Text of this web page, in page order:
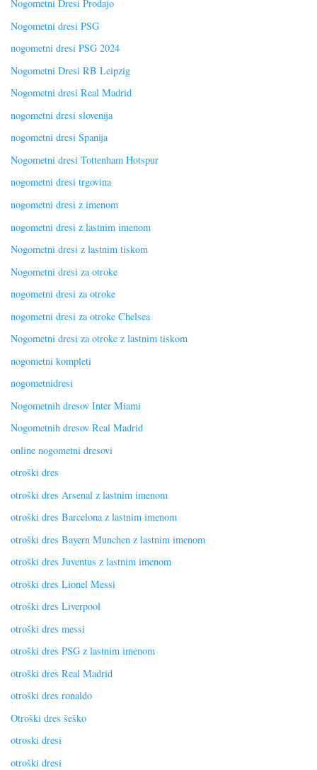
Nogometni Dresi Prodajo
Nogometni dresi PSG
nogometni dresi PSG 2024
Nogometni Dresi RB Leipzig
Nogometni dresi Real Madrid
nogometni dresi slovenija
nogometni dresi Španija
Nogometni dresi Tottenham Hotspur
nogometni dresi trgovina
nogometni dresi z imenom
nogometni dresi z lastnim imenom
Nogometni dresi z lastnim tiskom
Nogometni dresi za otroke
nogometni dresi za otroke
nogometni dresi za otroke Chelsea
Nogometni dresi za otroke z lastnim tiskom
nogometni kompleti
nogometnidresi
Nogometnih dresov Inter Miami
Nogometnih dresov Real Madrid
online nogometni dresovi
otroški dres
otroški dres Arsenal z lastnim imenom
otroški dres Barcelona z lastnim imenom
otroški dres Bayern Munchen z lastnim imenom
otroški dres Juventus z lastnim imenom
otroški dres Lionel Messi
otroški dres Liverpool
otroški dres messi
otroški dres PSG z lastnim imenom
otroški dres Real Madrid
otroški dres ronaldo
Otroški dres šeško
otroski dresi
otroški dresi